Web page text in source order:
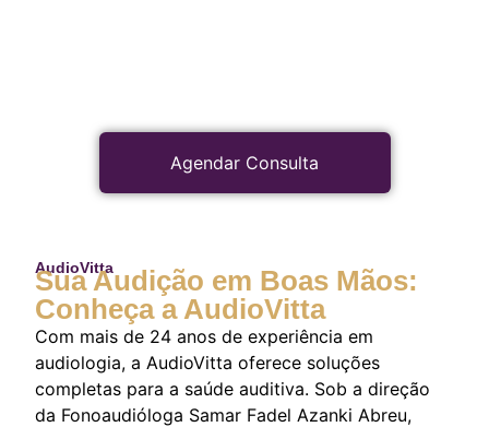
Agendar Consulta
AudioVitta
Sua Audição em Boas Mãos:
Conheça a AudioVitta
Com mais de 24 anos de experiência em
audiologia, a AudioVitta oferece soluções
completas para a saúde auditiva. Sob a direção
da Fonoaudióloga Samar Fadel Azanki Abreu,